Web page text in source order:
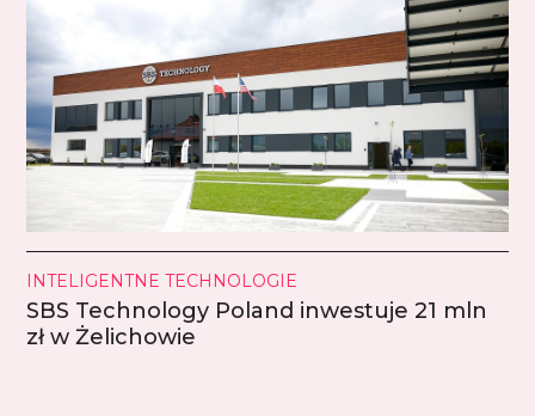
INTELIGENTNE TECHNOLOGIE
SBS Technology Poland inwestuje 21 mln
zł w Żelichowie